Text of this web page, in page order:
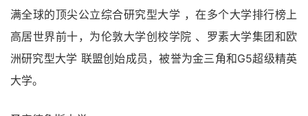
满全球的顶尖公立综合研究型大学 ，在多个大学排行榜上
高居世界前十，为伦敦大学创校学院 、罗素大学集团和欧
洲研究型大学 联盟创始成员，被誉为金三角和G5超级精英
大学。